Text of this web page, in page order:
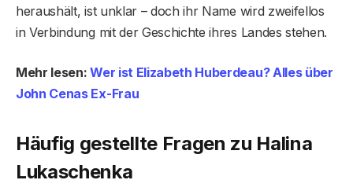
heraushält, ist unklar – doch ihr Name wird zweifellos
in Verbindung mit der Geschichte ihres Landes stehen.
Mehr lesen:Wer ist Elizabeth Huberdeau? Alles über
John Cenas Ex-Frau
Häufig gestellte Fragen zu Halina
Lukaschenka